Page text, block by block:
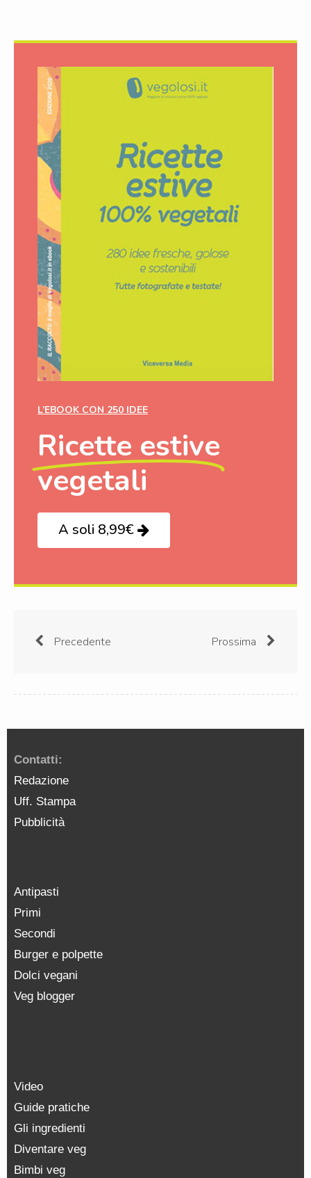
L’EBOOK CON 250 IDEE
Ricette estive
vegetali
A soli 8,99€
Precedente Prossima
Contatti:
Redazione
Uff. Stampa
Pubblicità
Antipasti
Primi
Secondi
Burger e polpette
Dolci vegani
Veg blogger
Video
Guide pratiche
Gli ingredienti
Diventare veg
Bimbi veg